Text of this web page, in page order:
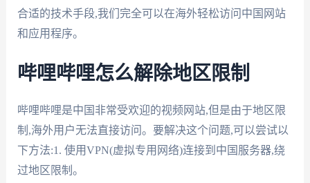
合适的技术手段,我们完全可以在海外轻松访问中国网站
和应用程序。
哔哩哔哩怎么解除地区限制
哔哩哔哩是中国非常受欢迎的视频网站,但是由于地区限
制,海外用户无法直接访问。要解决这个问题,可以尝试以
下方法:1. 使用VPN(虚拟专用网络)连接到中国服务器,绕
过地区限制。